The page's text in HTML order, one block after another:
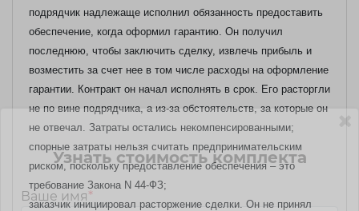
подрядчик надлежаще исполнил обязанность предоставить
обеспечение, когда оформил гарантию. Он получил
последнюю, чтобы заключить сделку, извлечь прибыль и
возместить за счет нее в том числе расходы на оформление
гарантии. Контракт он начал исполнять в срок. Его расторгли
не по вине подрядчика, а из-за обстоятельств, за которые он
не отвечал. Затраты остались некомпенсированными;
спорные затраты нельзя считать предпринимательским
риском, поскольку предоставление обеспечения – это
требование Закона N 44-ФЗ;
заказчик инициировал расторжение сделки. Он не принял
Узнать стоимость комплекта
Ваше имя*